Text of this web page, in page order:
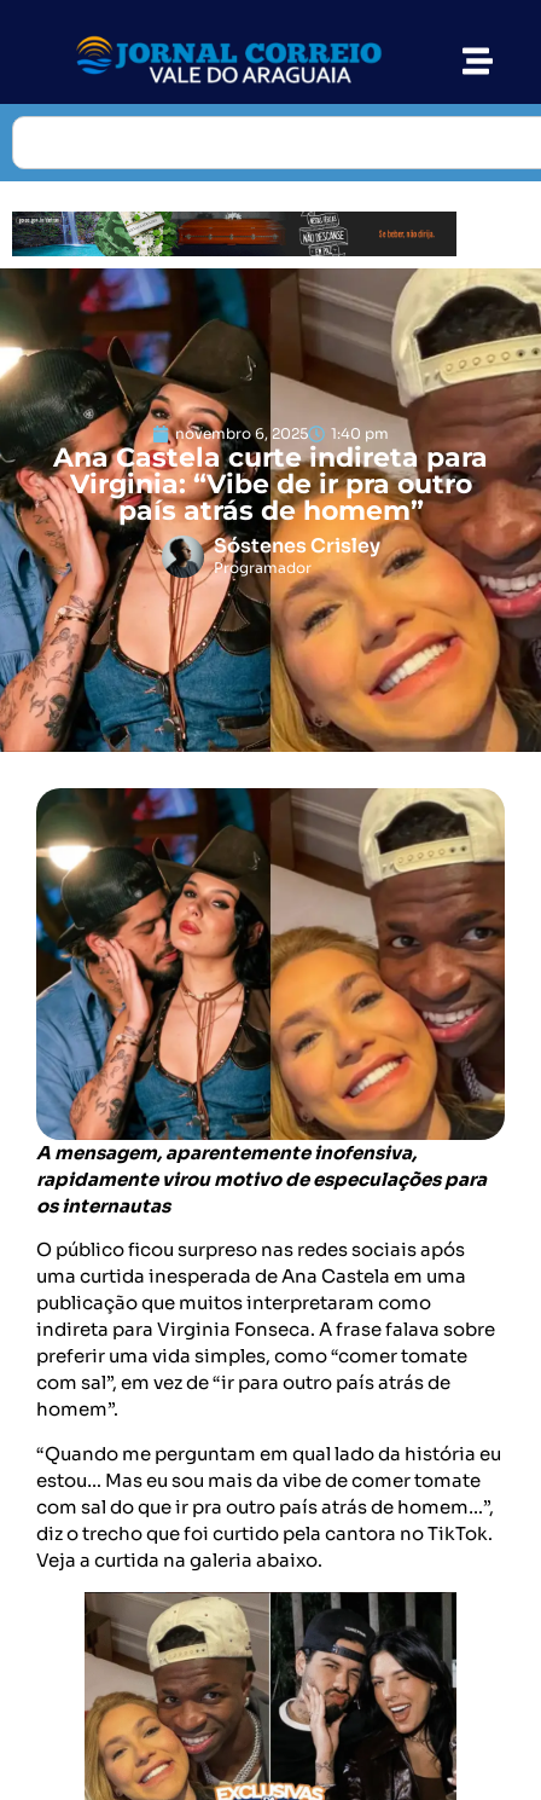
novembro 6, 2025 1:40 pm
Ana Castela curte indireta para
Virginia: “Vibe de ir pra outro
país atrás de homem”
Sóstenes Crisley
Programador
A mensagem, aparentemente inofensiva,
rapidamente virou motivo de especulações para
os internautas
O público ficou surpreso nas redes sociais após
uma curtida inesperada de Ana Castela em uma
publicação que muitos interpretaram como
indireta para Virginia Fonseca. A frase falava sobre
preferir uma vida simples, como “comer tomate
com sal”, em vez de “ir para outro país atrás de
homem”.
“Quando me perguntam em qual lado da história eu
estou… Mas eu sou mais da vibe de comer tomate
com sal do que ir pra outro país atrás de homem…”,
diz o trecho que foi curtido pela cantora no TikTok.
Veja a curtida na galeria abaixo.